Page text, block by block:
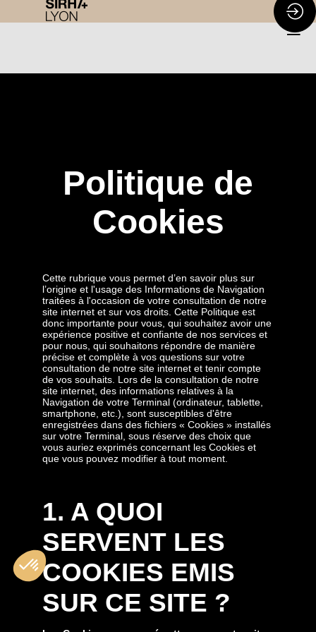
Politique de
Cookies
Cette rubrique vous permet d’en savoir plus sur
l’origine et l'usage des Informations de Navigation
traitées à l'occasion de votre consultation de notre
site internet et sur vos droits. Cette Politique est
donc importante pour vous, qui souhaitez avoir une
expérience positive et confiante de nos services et
pour nous, qui souhaitons répondre de manière
précise et complète à vos questions sur votre
consultation de notre site internet et tenir compte
de vos souhaits. Lors de la consultation de notre
site internet, des informations relatives à la
Navigation de votre Terminal (ordinateur, tablette,
smartphone, etc.), sont susceptibles d'être
enregistrées dans des fichiers « Cookies » installés
sur votre Terminal, sous réserve des choix que
vous auriez exprimés concernant les Cookies et
que vous pouvez modifier à tout moment.
1. A QUOI
SERVENT LES
COOKIES EMIS
SUR CE SITE ?